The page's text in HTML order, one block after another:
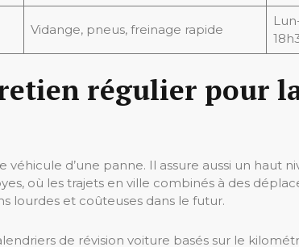
Vidange, pneus, freinage rapide
régulier pour
véhicule d’une panne. Il assure aussi un
où les trajets en ville combinés à des
lourdes et coûteuses dans le futur.
de révision voiture basés sur le